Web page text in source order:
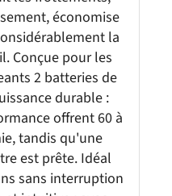
économise
la
Conçue pour les
2 batteries de
durable :
offrent 60 à
tandis qu'une
est prête. Idéal
sans interruption